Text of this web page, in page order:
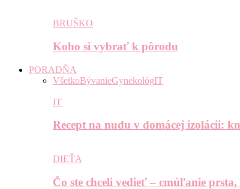
BRUŠKO
Koho si vybrať k pôrodu
PORADŇA
VšetkoBývanieGynekológIT
IT
Recept na nudu v domácej izolácii:
DIEŤA
Čo ste chceli vedieť – cmúľanie